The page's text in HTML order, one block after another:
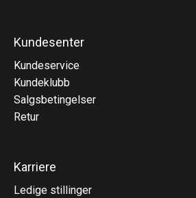
Kundesenter
Kundeservice
Kundeklubb
Salgsbetingelser
Retur
Karriere
Ledige stillinger